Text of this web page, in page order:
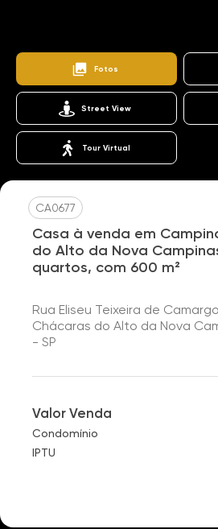
Fotos
Street View
Tour Virtual
CA0677
Casa à venda em
do Alto da Nova
quartos, com 600 m²
Rua Eliseu Teixeira de
Chácaras do Alto da Nova
- SP
Valor Venda
Condomínio
IPTU